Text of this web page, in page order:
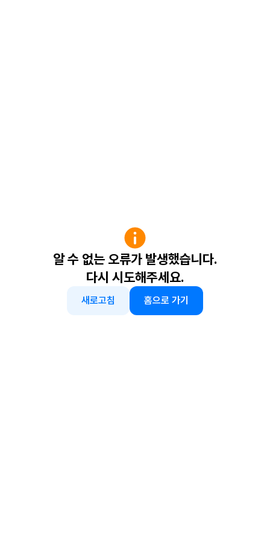
알 수 없는 오류가 발생했습니다.
다시 시도해주세요.
새로고침 홈으로 가기